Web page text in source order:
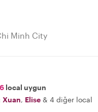
Minh City
6 local uygun
Xuan, Elise & 4 diğer local